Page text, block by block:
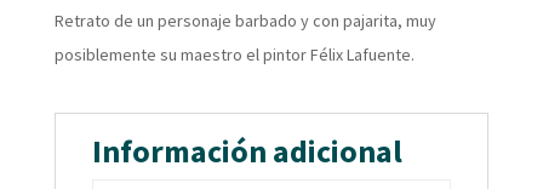
Retrato de un personaje barbado y con pajarita, muy
posiblemente su maestro el pintor Félix Lafuente.
Información adicional